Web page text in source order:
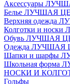
Аксессуары
Белье ЛУЧШАЯ
Верхняя одежда
Колготки и
Обувь ЛУЧШАЯ
Одежда ЛУЧШАЯ
Шапки и шарфы
Школьная форма
НОСКИ И
Гольфы